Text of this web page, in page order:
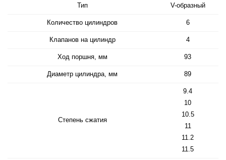
Тип V-образный
Количество цилиндров 6
Клапанов на цилиндр 4
Ход поршня, мм 93
Диаметр цилиндра, мм 89
Степень сжатия
9.4
10
10.5
11
11.2
11.5